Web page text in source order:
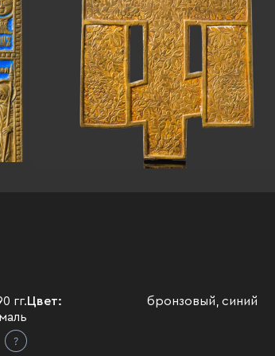
гг.Цвет: бронзовый, синий